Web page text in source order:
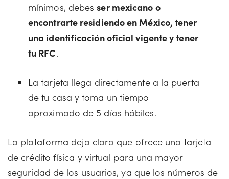
mínimos, debesser mexicano o
encontrarte residiendo en México, tener
una identificación oficial vigente y tener
tu RFC.
La tarjeta llega directamente a la puerta
de tu casa y toma un tiempo
aproximado de 5 días hábiles.
La plataforma deja claro que ofrece una tarjeta
de crédito física y virtual para una mayor
seguridad de los usuarios, ya que los números de